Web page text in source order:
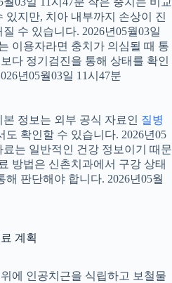
있지만, 치아 내부까지 손상이 진
수 있습니다. 2026년05월03일
이용자라면 충치가 의심될 때 통
다 정기검진을 통해 상태를 확인
년05월03일 11시47분
정보는 외부 공식 자료인 질병
도 확인할 수 있습니다. 2026년05
료는 일반적인 건강 정보이기 때문
방법은 신촌치과에서 구강 상태
판단해야 합니다. 2026년05월
계획
에 인공치근을 식립하고 보철물